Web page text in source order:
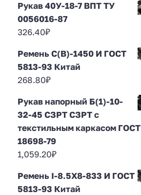
Рукав 40У-18-7 ВПТ ТУ
0056016-87
326.40₽
Ремень С(В)-1450 И ГОСТ
5813-93 Китай
268.80₽
Рукав напорный Б(1)-10-
32-45 СЗРТ СЗРТ с
текстильным каркасом ГОСТ
18698-79
1,059.20₽
Ремень I-8.5Х8-833 И ГОСТ
5813-93 Китай